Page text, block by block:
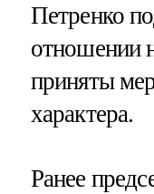
Петренко
отношении
приняты
характера.
Ранее